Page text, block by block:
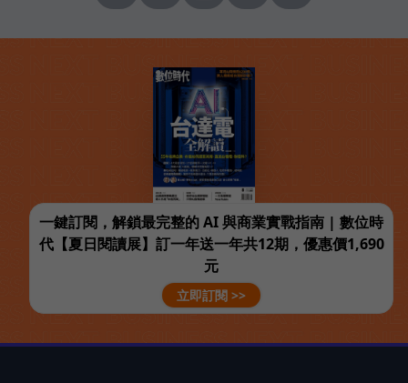
一鍵訂閱，解鎖最完整的 AI 與商業實戰指南 | 數位時
代【夏日閱讀展】訂一年送一年共12期，優惠價1,690
元
立即訂閱 >>